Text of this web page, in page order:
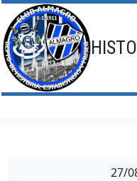
Saltar
al
contenido
27/